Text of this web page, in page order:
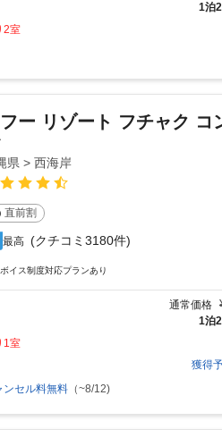
1泊
2室
ー リゾート フチャク コ
県 > 西海岸
直前割
最高 (クチコミ3180件)
イス制度対応プランあり
通常価格
1泊
1室
獲得
ンセル料無料 （~8/12)